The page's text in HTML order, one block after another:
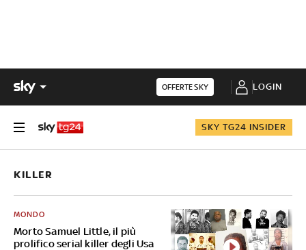
OFFERTE SKY LOGIN
SKY TG24 INSIDER
KILLER
Morto Samuel Little, il più
prolifico serial killer degli Usa
MONDO